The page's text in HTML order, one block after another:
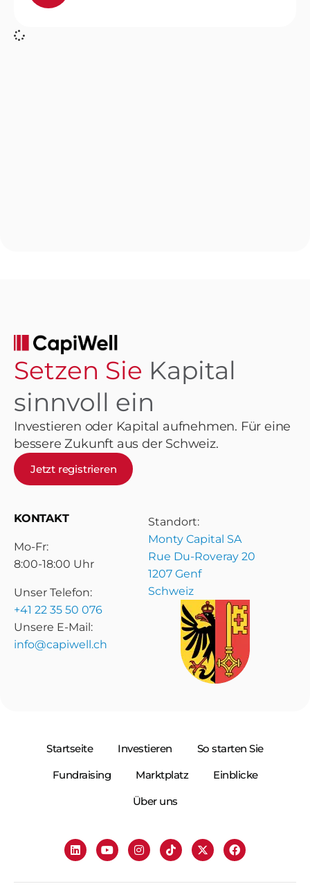
Setzen Sie Kapital
sinnvoll ein
Investieren oder Kapital aufnehmen. Für eine
bessere Zukunft aus der Schweiz.
Jetzt registrieren
KONTAKT
Mo-Fr:
8:00-18:00 Uhr
Unser Telefon:
+41 22 35 50 076
Unsere E-Mail:
info@capiwell.ch
Standort:
Monty Capital SA
Rue Du-Roveray 20
1207 Genf
Schweiz
Startseite Investieren
So starten Sie
Fundraising
Marktplatz
Einblicke
Über uns